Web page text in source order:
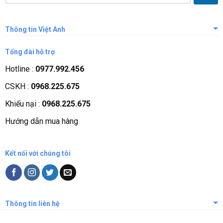
Thông tin Việt Anh
Giới thiệu công ty
Tầm nhìn sứ mệnh
Quá trình phát triển
Các chứng nhận
Liên hệ, góp ý
Tổng đài hỗ trợ
Hotline : 0977.992.456
CSKH : 0968.225.675
Khiếu nại : 0968.225.675
Hướng dẫn mua hàng
Kết nối với chúng tôi
Thông tin liên hệ